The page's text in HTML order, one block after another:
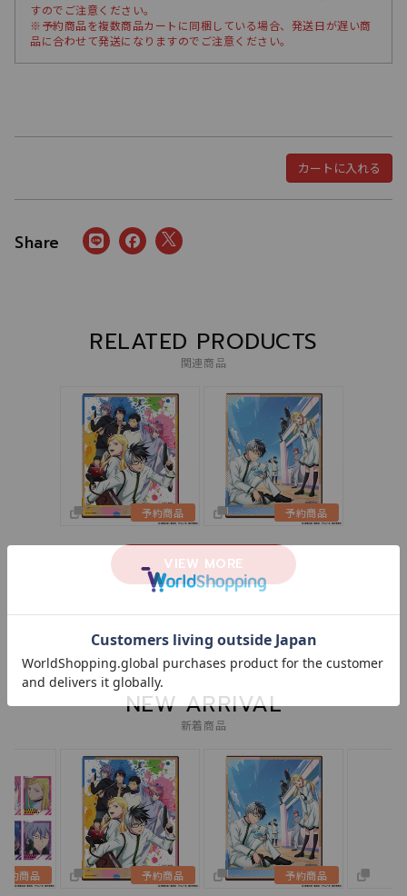
すのでご注意ください。
※予約商品を複数商品カートに同梱している場合、発送日が遅い商
品に合わせて発送になりますのでご注意ください。
カートに入れる
RELATED PRODUCTS
関連商品
予約商品 予約商品
VIEW MORE
NEW ARRIVAL
新着商品
予約商品 予約商品 予約商品